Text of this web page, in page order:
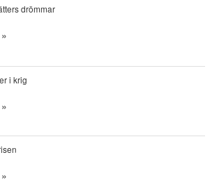
drömmar
i krig